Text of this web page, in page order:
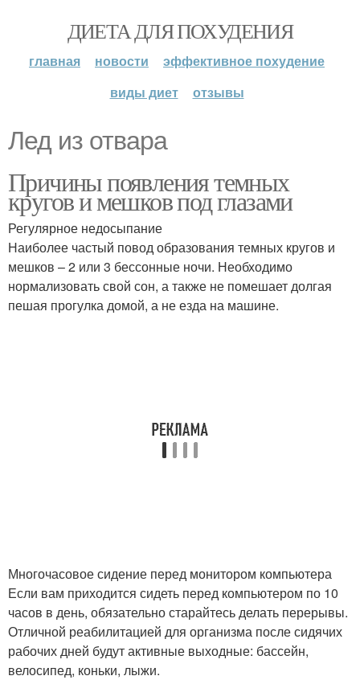
ДИЕТА ДЛЯ ПОХУДЕНИЯ
главная новости
эффективное похудение
виды диет
отзывы
Лед из отвара
Причины появления темных
кругов и мешков под глазами
Регулярное недосыпание
Наиболее частый повод образования темных кругов и
мешков – 2 или 3 бессонные ночи. Необходимо
нормализовать свой сон, а также не помешает долгая
пешая прогулка домой, а не езда на машине.
Многочасовое сидение перед монитором компьютера
Если вам приходится сидеть перед компьютером по 10
часов в день, обязательно старайтесь делать перерывы.
Отличной реабилитацией для организма после сидячих
рабочих дней будут активные выходные: бассейн,
велосипед, коньки, лыжи.